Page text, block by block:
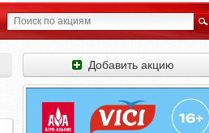
Добавить акцию